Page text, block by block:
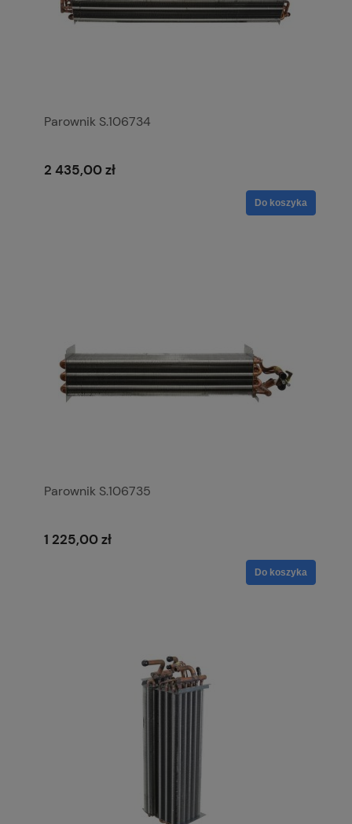
Parownik S.106734
2 435,00 zł
Do koszyka
Parownik S.106735
1 225,00 zł
Do koszyka